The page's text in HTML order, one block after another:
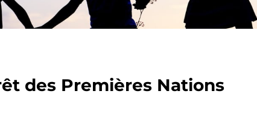
des Premières Nations